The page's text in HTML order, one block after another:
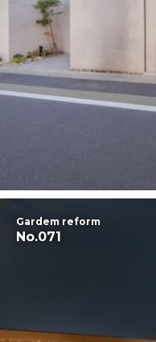
Gardem reform
No.071